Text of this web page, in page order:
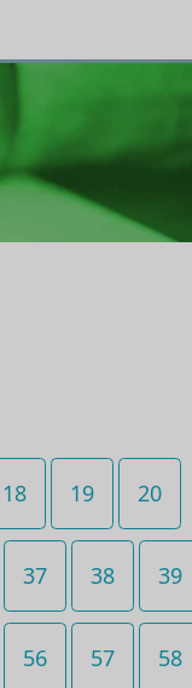
18 19 20
37 38 39
56 57 58